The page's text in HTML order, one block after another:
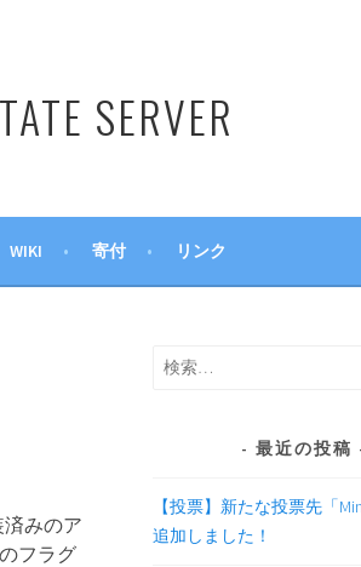
SERVER
WIKI 寄付 リンク
みのア
フラグ
検
最近の投稿
【投票】新たな投票先「
追加しました！